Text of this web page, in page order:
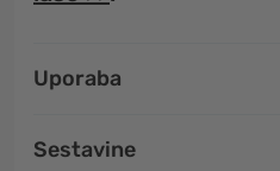
Uporaba
Sestavine